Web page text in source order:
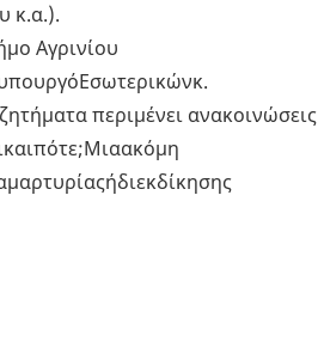
κ.α.).
Αγρινίου
περιμένει ανακοινώσεις